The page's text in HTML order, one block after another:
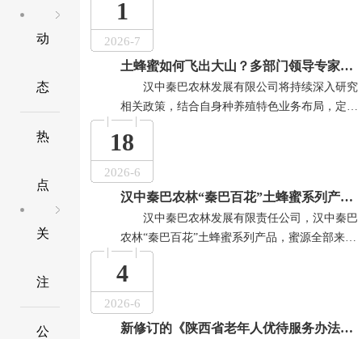
动
态
热
点
关
注
公
钙、磷、铁、硒及维生素B1、B2和烟酸等微量元
素，为稻鳅大米的生长提供了充足的有机肥，全
程绿色生态养殖，不打农药，不施化肥，这一点
可以说在如...
1
2026-7
土蜂蜜如何飞出大山？多部门领导专家参与调研赋能，助力秦巴农林农产品走出大山、打响品牌...
汉中秦巴农林发展有限公司将持续深入研究
相关政策，结合自身种养殖特色业务布局，定期
培训农户种养殖知识，熟悉产业的优势，聚焦产
业培育、标准化建设、精深加工、品牌矩阵四大
重点，精准发力、协同施策，推动“秦巴百花”土
蜂蜜从小众特产向规模产业转变、从原生产品向
优质商品升级，助力乡村产业高质量发展，充分
利用新媒体、主流媒体等平台，开展全方位、多
角度宣传...
18
2026-6
汉中秦巴农林“秦巴百花”土蜂蜜系列产品，蜜源全部来自秦巴山区中蜂养殖基地...
汉中秦巴农林发展有限责任公司，汉中秦巴
农林“秦巴百花”土蜂蜜系列产品，蜜源全部来自
秦巴山区中蜂养殖基地。由百粉酿制而成，成熟
周期长，色泽金黄或深褐色、晶亮、混而不浊，
粘稠度高；味道甜润、口感绵软细腻、爽口柔
和、...
4
2026-6
新修订的《陕西省老年人优待服务办法》施行...